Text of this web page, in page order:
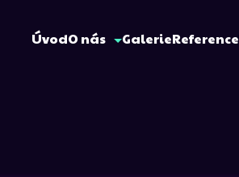
ÚvodO nás GalerieReference